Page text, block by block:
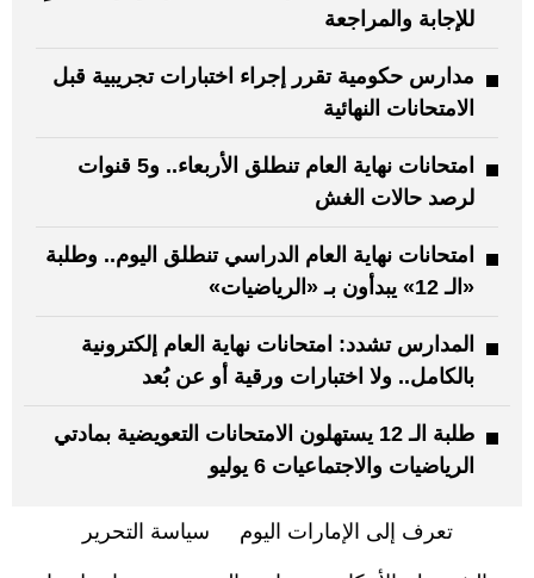
للإجابة والمراجعة
مدارس حكومية تقرر إجراء اختبارات تجريبية قبل
الامتحانات النهائية
امتحانات نهاية العام تنطلق الأربعاء.. و5 قنوات
لرصد حالات الغش
امتحانات نهاية العام الدراسي تنطلق اليوم.. وطلبة
«الـ 12» يبدأون بـ «الرياضيات»
المدارس تشدد: امتحانات نهاية العام إلكترونية
بالكامل.. ولا اختبارات ورقية أو عن بُعد
طلبة الـ 12 يستهلون الامتحانات التعويضية بمادتي
الرياضيات والاجتماعيات 6 يوليو
تعرف إلى الإمارات اليوم سياسة التحرير